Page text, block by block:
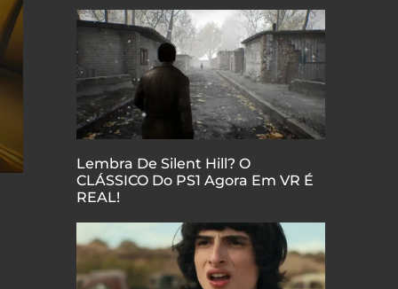
Lembra De Silent Hill? O
CLÁSSICO Do PS1 Agora Em VR É
REAL!